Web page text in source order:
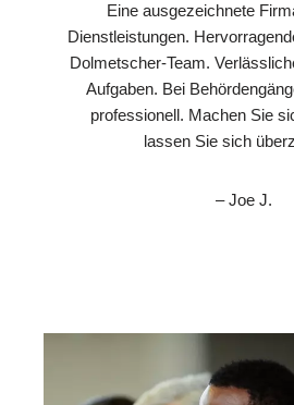
Eine ausgezeichnete
Dienstleistungen.
Dolmetscher-Team.
Aufgaben. Bei
professionell. Machen Sie
lassen Sie sich
– Joe J.